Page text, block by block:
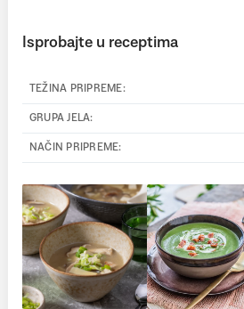
Isprobajte u receptima
TEŽINA PRIPREME:
GRUPA JELA:
NAČIN PRIPREME: